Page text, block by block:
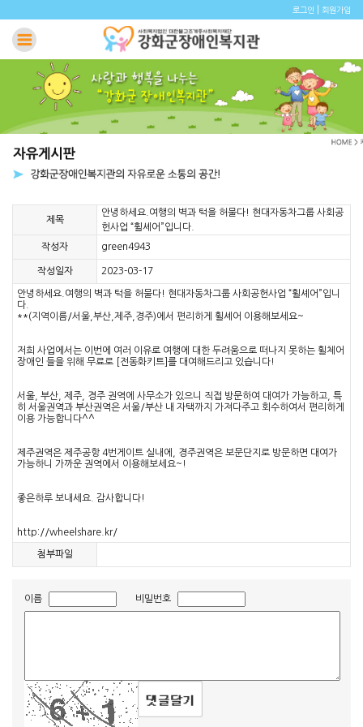
로그인 회원가입
제목
안녕하세요.여행의 벽과 턱을 허물다! 현대자동차그룹 사회공
헌사업 “휠셰어”입니다.
작성자
green4943
작성일자 2023-03-17
안녕하세요.여행의 벽과 턱을 허물다! 현대자동차그룹 사회공헌사업 “휠셰어”입니
다.
**(지역이름/서울,부산,제주,경주)에서 편리하게 휠셰어 이용해보세요~
저희 사업에서는 이번에 여러 이유로 여행에 대한 두려움으로 떠나지 못하는 휠체어
장애인 들을 위해 무료로 [전동화키트]를 대여해드리고 있습니다!
서울, 부산, 제주, 경주 권역에 사무소가 있으니 직접 방문하여 대여가 가능하고, 특
히 서울권역과 부산권역은 서울/부산 내 자택까지 가져다주고 회수하여서 편리하게
이용 가능합니다^^
제주권역은 제주공항 4번게이트 실내에, 경주권역은 보문단지로 방문하면 대여가
가능하니 가까운 권역에서 이용해보세요~!
좋은하루 보내세요. 감사합니다!
http://wheelshare.kr/
첨부파일
이름 비밀번호